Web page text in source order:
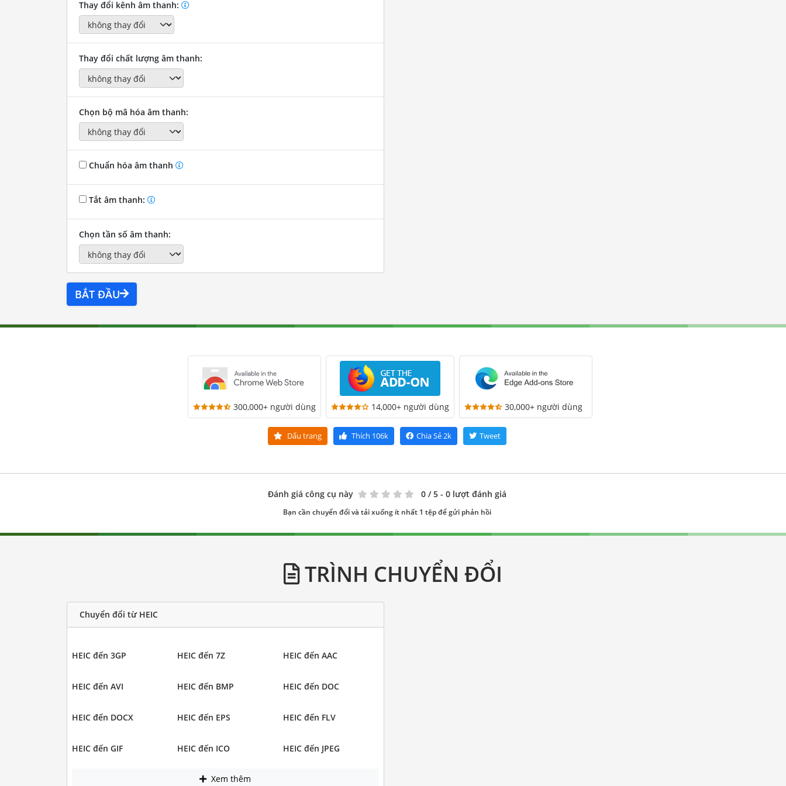
Thay đổi kênh âm thanh:
Thay đổi chất lượng âm thanh:
Chọn bộ mã hóa âm thanh:
Chuẩn hóa âm thanh
Tắt âm thanh:
Chọn tần số âm thanh:
BẮT ĐẦU
300,000+ người dùng 14,000+ người dùng 30,000+ người dùng
Dấu trang Thích 106k Chia Sẻ2k Tweet
Đánh giá công cụ này 0 / 5 - 0 lượt đánh giá
Bạn cần chuyển đổi và tải xuống ít nhất 1 tệp để gửi phản hồi
TRÌNH CHUYỂN ĐỔI
Chuyển đổi từ HEIC
HEIC đến 3GP HEIC đến 7Z HEIC đến AAC
HEIC đến AVI HEIC đến BMP HEIC đến DOC
HEIC đến DOCX HEIC đến EPS HEIC đến FLV
HEIC đến GIF HEIC đến ICO HEIC đến JPEG
Xem thêm